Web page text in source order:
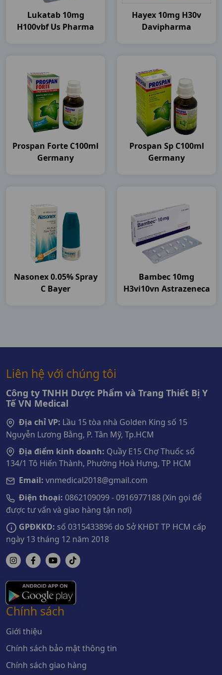
Lukatab 10mg
H100vbf Us Pharma
Hayex 10mg H30v
Davipharma
Prospan Forte C100ml
Germany
Prospan Sp C100ml
Germany
Nasonex 0.05% Spray
C Bayer
Bambec 10mg
H3vi10vn Astrazeneca
Liên hệ với chúng tôi
Công ty TNHH Dược Phẩm và Trang Thiết Bị Y
Tế VN Medical
Địa chỉ VP: Lầu 15 tòa nhà Golden King số 15
Nguyễn Lương Bằng, P. Tân Mỹ, Tp.HCM
Địa điểm kinh doanh: Quầy E15 Chợ Thuốc số
134/1 Tô Hiến Thành, Phường Hoà Hưng, TP HCM
Email: vnmedical2018@gmail.com
Điện thoại: 0862109099 - 0916977188 (Xin gọi để
được tư vấn và giao hàng tận nơi)
GPĐKKD: số 0315433896 do Sở KHĐT TP HCM cấp
ngày 13 tháng 12 năm 2018
Chính sách
Giới thiệu
Chính sách bảo mật thông tin
Chính sách giao hàng